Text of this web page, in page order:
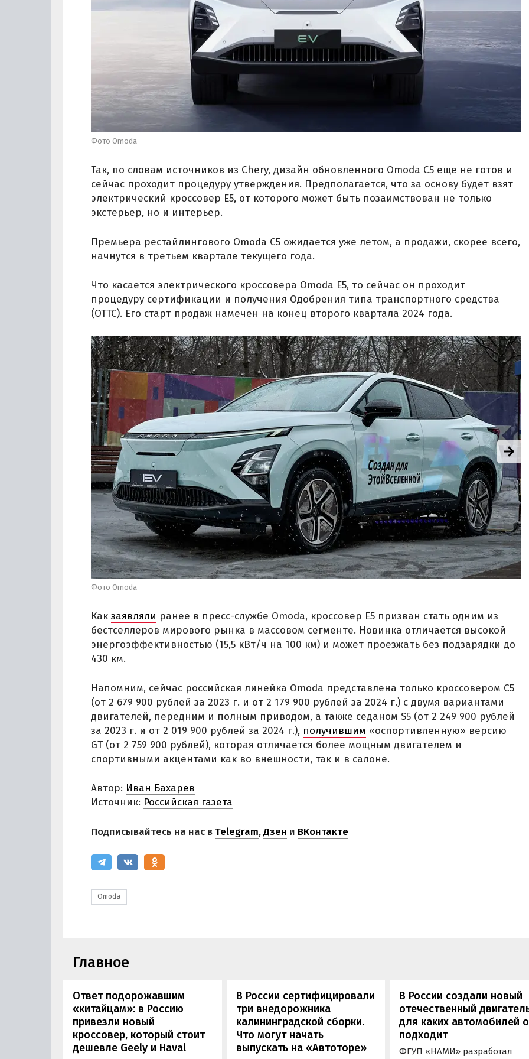
Фото Omoda
Так, по словам источников из Chery, дизайн обновленного Omoda C5 еще не готов и
сейчас проходит процедуру утверждения. Предполагается, что за основу будет взят
электрический кроссовер E5, от которого может быть позаимствован не только
экстерьер, но и интерьер.
Премьера рестайлингового Omoda C5 ожидается уже летом, а продажи, скорее всего,
начнутся в третьем квартале текущего года.
Что касается электрического кроссовера Omoda E5, то сейчас он проходит
процедуру сертификации и получения Одобрения типа транспортного средства
(ОТТС). Его старт продаж намечен на конец второго квартала 2024 года.
Фото Omoda
Как заявляли ранее в пресс-службе Omoda, кроссовер E5 призван стать одним из
бестселлеров мирового рынка в массовом сегменте. Новинка отличается высокой
энергоэффективностью (15,5 кВт/ч на 100 км) и может проезжать без подзарядки до
430 км.
Напомним, сейчас российская линейка Omoda представлена только кроссовером C5
(от 2 679 900 рублей за 2023 г. и от 2 179 900 рублей за 2024 г.) с двумя вариантами
двигателей, передним и полным приводом, а также седаном S5 (от 2 249 900 рублей
за 2023 г. и от 2 019 900 рублей за 2024 г.), получившим «оспортивленную» версию
GT (от 2 759 900 рублей), которая отличается более мощным двигателем и
спортивными акцентами как во внешности, так и в салоне.
Автор: Иван Бахарев
Источник: Российская газета
Подписывайтесь на нас в Telegram,Дзен и ВКонтакте
Omoda
Главное
Ответ подорожавшим
«китайцам»: в Россию
привезли новый
кроссовер, который стоит
дешевле Geely и Haval
В России сертифицировали
три внедорожника
калининградской сборки.
Что могут начать
выпускать на «Автоторе»
В России создали новый
отечественный
для каких автомобилей
подходит
ФГУП «НАМИ» разработал